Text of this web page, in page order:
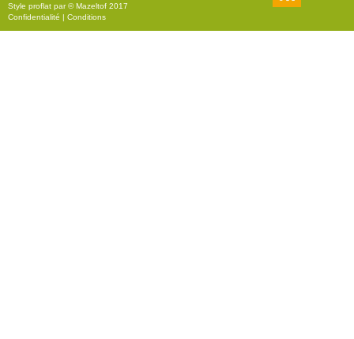
r
Style proflat par ©Mazeltof 2017
Confidentialité | Conditions